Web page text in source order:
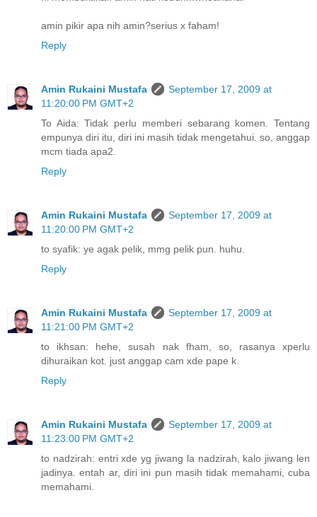
amin pikir apa nih amin?serius x faham!
Reply
Amin Rukaini Mustafa
September 17, 2009 at
11:20:00 PM GMT+2
To Aida: Tidak perlu memberi sebarang komen. Tentang
empunya diri itu, diri ini masih tidak mengetahui. so, anggap
mcm tiada apa2.
Reply
Amin Rukaini Mustafa
September 17, 2009 at
11:20:00 PM GMT+2
to syafik: ye agak pelik, mmg pelik pun. huhu.
Reply
Amin Rukaini Mustafa
September 17, 2009 at
11:21:00 PM GMT+2
to ikhsan: hehe, susah nak fham, so, rasanya xperlu
dihuraikan kot. just anggap cam xde pape k.
Reply
Amin Rukaini Mustafa
September 17, 2009 at
11:23:00 PM GMT+2
to nadzirah: entri xde yg jiwang la nadzirah, kalo jiwang len
jadinya. entah ar, diri ini pun masih tidak memahami, cuba
memahami.